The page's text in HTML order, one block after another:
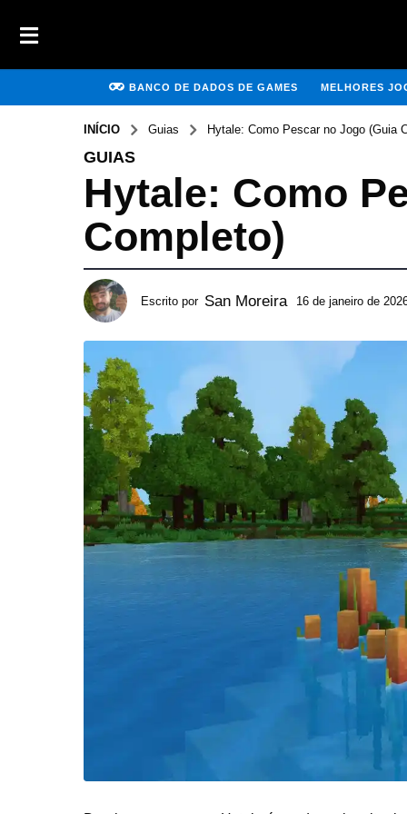
BANCO DE DADOS DE GAMES MELHORES
INÍCIO Guias Hytale: Como Pescar no Jogo (Guia
GUIAS
Hytale: Como
Completo)
Escrito por San Moreira 16 de janeiro de